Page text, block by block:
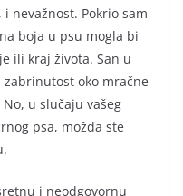
nevažnost. Pokrio sam
boja u psu mogla bi
ili kraj života. San u
oko mračne
u slučaju vašeg
psa, možda ste
i neodgovornu